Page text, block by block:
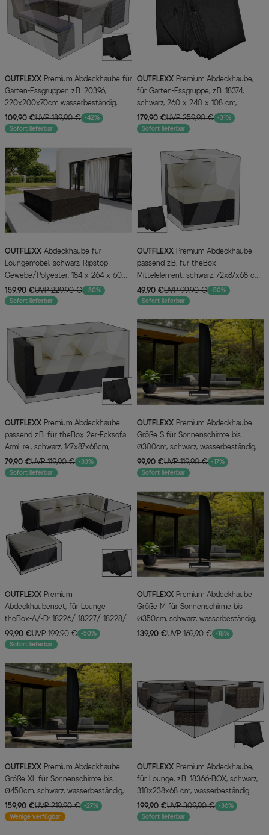
OUTFLEXX
Garten-Essgruppen z.B. 20396,
220x200x70cm wasserbeständig,
schwarz
109,90 €UVP 189,90 € -42%
Sofort lieferbar
OUTFLEXX
für Garten-Essgruppe, z.B. 18374,
schwarz, 260 x 240 x 108 cm,
wasserbeständig
179,90 €UVP 259,90 € -31%
Sofort lieferbar
OUTFLEXX
Loungemöbel, schwarz, Ripstop-
Gewebe/Polyester, 184 x 264 x 60
cm, wasserabweisend, UV-Schutz
159,90 €UVP 229,90 € -30%
Sofort lieferbar
OUTFLEXX
passend z.B. für theBox
Mittelelement, schwarz, 72x87x68 cm,
wasserbeständig
49,90 €UVP 99,90 € -50%
Sofort lieferbar
OUTFLEXX
passend z.B. für theBox 2er-Ecksofa
Arml. re., schwarz, 147x87x68cm,
wasserbeständig
79,90 €UVP 119,90 € -33%
Sofort lieferbar
OUTFLEXX
Größe S für Sonnenschirme bis
Ø300cm, schwarz, wasserbeständig,
Ø63x256cm
99,90 €UVP 119,90 € -17%
Sofort lieferbar
OUTFLEXX
Abdeckhaubenset, für Lounge
theBox-A/-D: 18226/ 18227/ 18228/
16068, schwarz, wasserbeständig
99,90 €UVP 199,90 € -50%
Sofort lieferbar
OUTFLEXX
Größe M für Sonnenschirme bis
Ø350cm, schwarz, wasserbeständig,
Ø61x272cm
139,90 €UVP 169,90 € -18%
OUTFLEXX
Größe XL für Sonnenschirme bis
Ø450cm, schwarz, wasserbeständig,
Ø70x322cm
159,90 €UVP 219,90 € -27%
Wenige verfügbar
OUTFLEXX
für Lounge, z.B. 18366-BOX, schwarz,
310x238x68 cm, wasserbeständig
199,90 €UVP 309,90 € -36%
Sofort lieferbar